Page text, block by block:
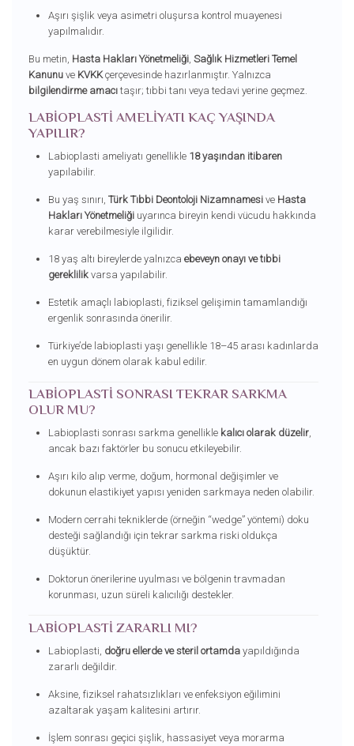
Aşırı şişlik veya asimetri oluşursa kontrol muayenesi
yapılmalıdır.
Bu metin, Hasta Hakları Yönetmeliği, Sağlık Hizmetleri Temel
Kanunuve KVKKçerçevesinde hazırlanmıştır. Yalnızca
bilgilendirme amacıtaşır; tıbbi tanı veya tedavi yerine geçmez.
LABIOPLASTI AMELIYATI KAÇ YAŞINDA
YAPILIR?
Labioplasti ameliyatı genellikle 18 yaşından itibaren
yapılabilir.
Bu yaş sınırı, Türk Tıbbi Deontoloji Nizamnamesive Hasta
Hakları Yönetmeliğiuyarınca bireyin kendi vücudu hakkında
karar verebilmesiyle ilgilidir.
18 yaş altı bireylerde yalnızca ebeveyn onayı ve tıbbi
gereklilikvarsa yapılabilir.
Estetik amaçlı labioplasti, fiziksel gelişimin tamamlandığı
ergenlik sonrasında önerilir.
Türkiye’de labioplasti yaşı genellikle 18–45 arası kadınlarda
en uygun dönem olarak kabul edilir.
LABIOPLASTI SONRASI TEKRAR SARKMA
OLUR MU?
Labioplasti sonrası sarkma genellikle kalıcı olarak düzelir,
ancak bazı faktörler bu sonucu etkileyebilir.
Aşırı kilo alıp verme, doğum, hormonal değişimler ve
dokunun elastikiyet yapısı yeniden sarkmaya neden olabilir.
Modern cerrahi tekniklerde (örneğin “wedge” yöntemi) doku
desteği sağlandığı için tekrar sarkma riski oldukça
düşüktür.
Doktorun önerilerine uyulması ve bölgenin travmadan
korunması, uzun süreli kalıcılığı destekler.
LABIOPLASTI ZARARLI MI?
Labioplasti, doğru ellerde ve steril ortamdayapıldığında
zararlı değildir.
Aksine, fiziksel rahatsızlıkları ve enfeksiyon eğilimini
azaltarak yaşam kalitesini artırır.
İşlem sonrası geçici şişlik, hassasiyet veya morarma